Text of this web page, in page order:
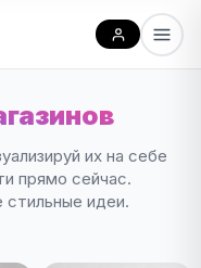
их на себе
прямо сейчас.
стильные идеи.